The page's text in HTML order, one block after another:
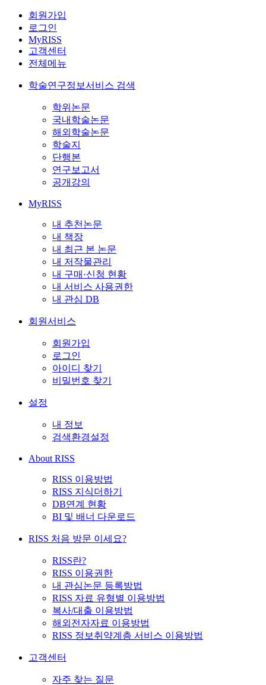
회원가입
로그인
MyRISS
고객센터
전체메뉴
학술연구정보서비스 검색
학위논문
국내학술논문
해외학술논문
학술지
단행본
연구보고서
공개강의
MyRISS
내 추천논문
내 책장
내 최근 본 논문
내 저작물관리
내 구매·신청 현황
내 서비스 사용권한
내 관심 DB
회원서비스
회원가입
로그인
아이디 찾기
비밀번호 찾기
설정
내 정보
검색환경설정
About RISS
RISS 이용방법
RISS 지식더하기
DB연계 현황
BI 및 배너 다운로드
RISS 처음 방문 이세요?
RISS란?
RISS 이용권한
내 관심논문 등록방법
RISS 자료 유형별 이용방법
복사/대출 이용방법
해외전자자료 이용방법
RISS 정보취약계층 서비스 이용방법
고객센터
자주 찾는 질문